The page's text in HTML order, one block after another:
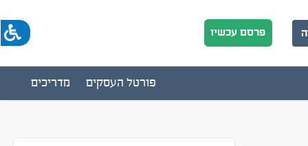
פרסם עכשיו
מדריכים פורטל העסקים